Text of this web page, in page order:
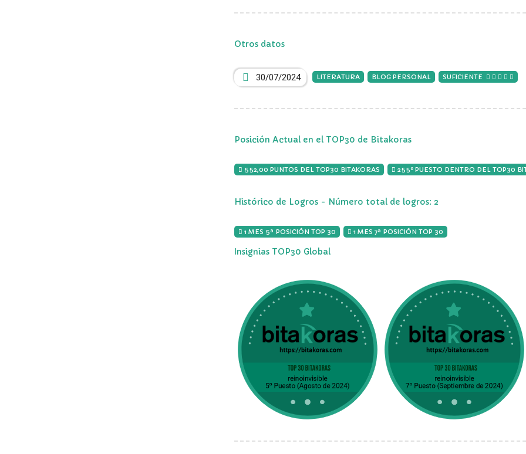
Otros datos
30/07/2024 LITERATURA BLOG PERSONAL SUFICIENTE
Posición Actual en el TOP30 de Bitakoras
552,00 PUNTOS DEL TOP30 BITAKORAS 255º PUESTO DENTRO DEL TOP30
Histórico de Logros - Número total de logros: 2
1 MES 5ª POSICIÓN TOP 30 1 MES 7ª POSICIÓN TOP 30
Insignias TOP30 Global